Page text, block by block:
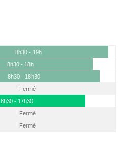
8h30 - 19h
8h30 - 18h
8h30 - 18h30
Fermé
8h30 - 17h30
Fermé
Fermé